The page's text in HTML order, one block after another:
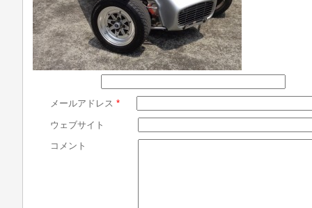
メールアドレス *
ウェブサイト
コメント